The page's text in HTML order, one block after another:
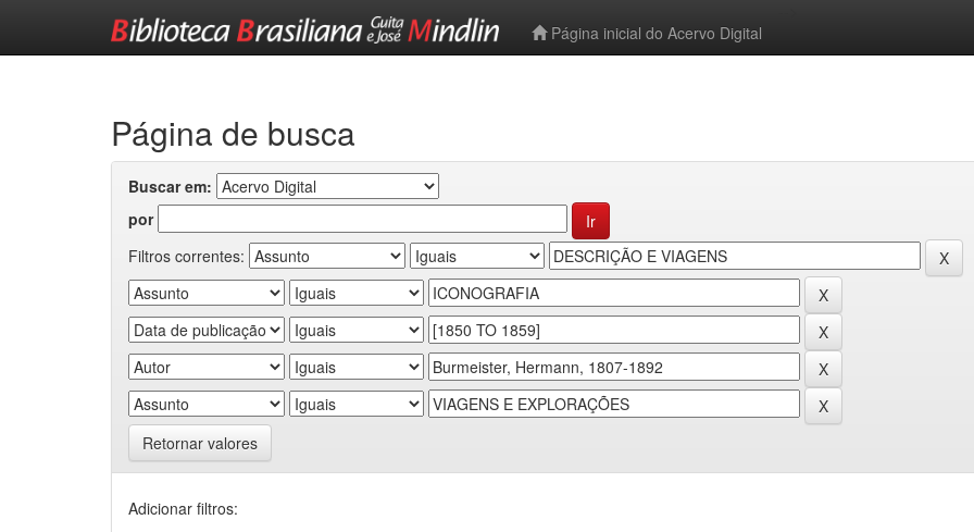
Página inicial do Acervo Digital
Página de busca
Buscar em:
por
Filtros correntes:
Retornar valores
Adicionar filtros: